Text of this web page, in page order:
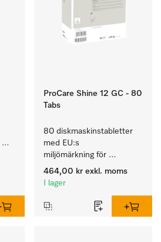
ProCare Shine 12 GC - 80
Tabs
80 diskmaskinstabletter
med EU:s
miljömärkning för
rengöring av mycket
smutsigt porslin, bestick
464,00 kr exkl. moms
I lager